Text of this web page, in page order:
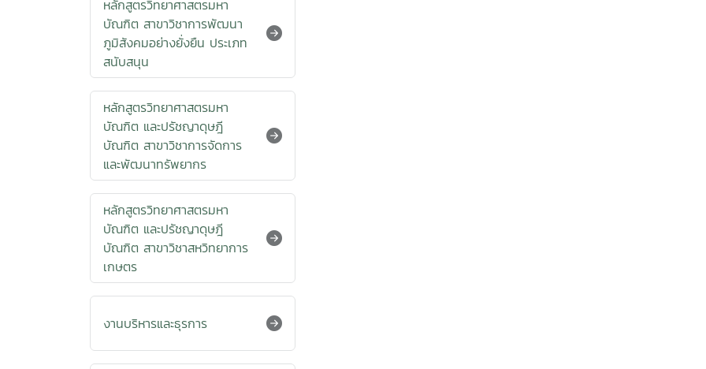
หลักสูตรวิทยาศาสตรมหา
บัณฑิต สาขาวิชาการพัฒนา
ภูมิสังคมอย่างยั่งยืน ประเภท
สนับสนุน
หลักสูตรวิทยาศาสตรมหา
บัณฑิต และปรัชญาดุษฎี
บัณฑิต สาขาวิชาการจัดการ
และพัฒนาทรัพยากร
หลักสูตรวิทยาศาสตรมหา
บัณฑิต และปรัชญาดุษฎี
บัณฑิต สาขาวิชาสหวิทยาการ
เกษตร
งานบริหารและธุรการ